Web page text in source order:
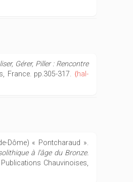
Gérer, Piller : Rencontre
France. pp.305-317. ⟨hal-
Dôme) « Pontcharaud ».
à l'âge du Bronze.
Chauvinoises,